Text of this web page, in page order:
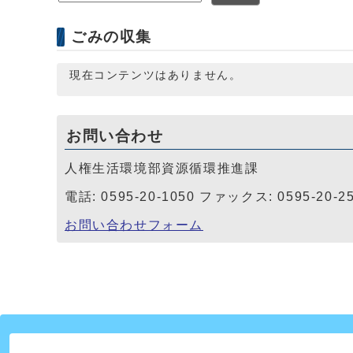
ごみの収集
現在コンテンツはありません。
お問い合わせ
人権生活環境部資源循環推進課
電話: 0595-20-1050 ファックス: 0595-20-
お問い合わせフォーム